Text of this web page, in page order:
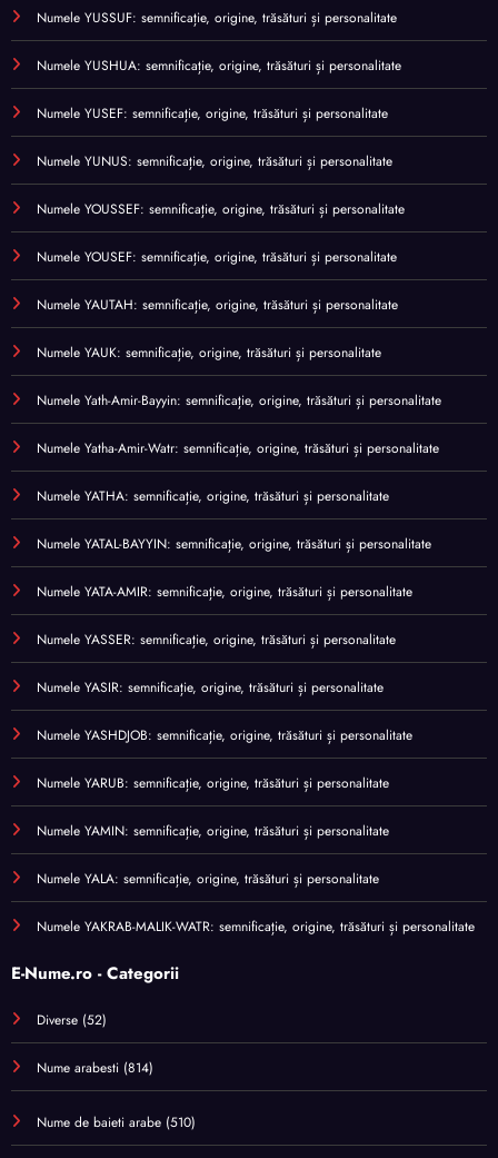
Numele YUSSUF: semnificație, origine, trăsături și personalitate
Numele YUSHUA: semnificație, origine, trăsături și personalitate
Numele YUSEF: semnificație, origine, trăsături și personalitate
Numele YUNUS: semnificație, origine, trăsături și personalitate
Numele YOUSSEF: semnificație, origine, trăsături și personalitate
Numele YOUSEF: semnificație, origine, trăsături și personalitate
Numele YAUTAH: semnificație, origine, trăsături și personalitate
Numele YAUK: semnificație, origine, trăsături și personalitate
Numele Yath-Amir-Bayyin: semnificație, origine, trăsături și personalitate
Numele Yatha-Amir-Watr: semnificație, origine, trăsături și personalitate
Numele YATHA: semnificație, origine, trăsături și personalitate
Numele YATAL-BAYYIN: semnificație, origine, trăsături și personalitate
Numele YATA-AMIR: semnificație, origine, trăsături și personalitate
Numele YASSER: semnificație, origine, trăsături și personalitate
Numele YASIR: semnificație, origine, trăsături și personalitate
Numele YASHDJOB: semnificație, origine, trăsături și personalitate
Numele YARUB: semnificație, origine, trăsături și personalitate
Numele YAMIN: semnificație, origine, trăsături și personalitate
Numele YALA: semnificație, origine, trăsături și personalitate
Numele YAKRAB-MALIK-WATR: semnificație, origine, trăsături și personalitate
E-Nume.ro - Categorii
Diverse (52)
Nume arabesti (814)
Nume de baieti arabe (510)